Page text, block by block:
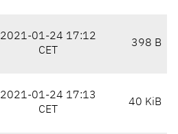
2021-01-24 17:12
CET
398 B
2021-01-24 17:13
CET
40 KiB